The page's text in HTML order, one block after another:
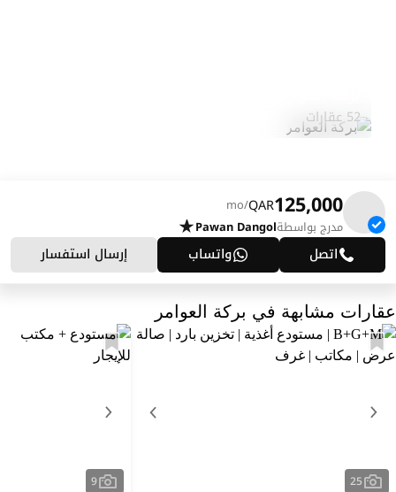
52 عقارات
125,000
QAR
/mo
مدرج بواسطةPawan Dangol
اتصل واتساب إرسال استفسار
عقارات مشابهة في بركة العوامر
25
9